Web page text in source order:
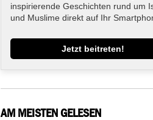
inspirierende Geschichten rund um
und Muslime direkt auf Ihr
Jetzt beitreten!
AM MEISTEN GELESEN